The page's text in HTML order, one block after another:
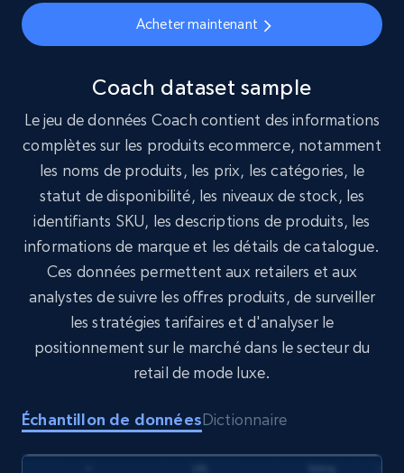
1.6K+ 181+ Buy Now
Target
URL, Product id, Title, Product description,
Rating, Reviews count, Initial price, Discount,
and more.
eCommerce
Buy Now
URL, Title amazon, Seller name amazon, Brand
amazon, Currency amazon, Availability amazon,
Acheter maintenant
Coach dataset sample
Le jeu de données Coach contient des informations
complètes sur les produits ecommerce, notamment
les noms de produits, les prix, les catégories, le
statut de disponibilité, les niveaux de stock, les
identifiants SKU, les descriptions de produits, les
informations de marque et les détails de catalogue.
Ces données permettent aux retailers et aux
analystes de suivre les offres produits, de surveiller
les stratégies tarifaires et d'analyser le
positionnement sur le marché dans le secteur du
retail de mode luxe.
Échantillon de donnéesDictionnaire